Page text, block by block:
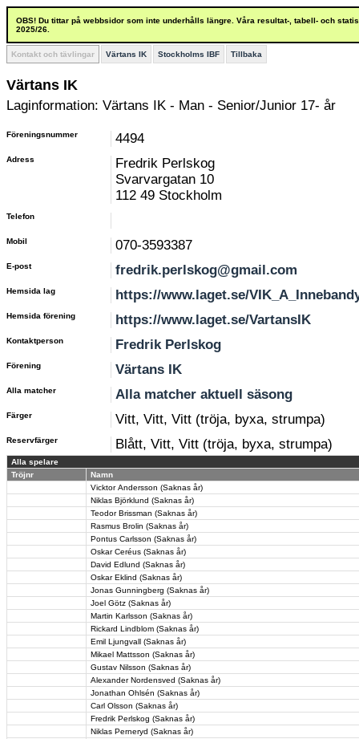
OBS! Du tittar på webbsidor som inte underhålls längre. Våra resultat-, tabell- och
2025/26.
Kontakt och tävlingar Värtans IK Stockholms IBF Tillbaka
Värtans IK
Laginformation: Värtans IK - Man - Senior/Junior 17- år
Föreningsnummer 4494
Adress
Fredrik Perlskog
Svarvargatan 10
112 49 Stockholm
Telefon
Mobil 070-3593387
E-post fredrik.perlskog@gmail.com
Hemsida lag https://www.laget.se/
Hemsida förening https://www.laget.se/VartansIK
Kontaktperson Fredrik Perlskog
Förening Värtans IK
Alla matcher Alla matcher aktuell säsong
Färger Vitt, Vitt, Vitt (tröja, byxa, strumpa)
Reservfärger Blått, Vitt, Vitt (tröja, byxa, strumpa)
Alla spelare
Tröjnr
Namn
Vicktor Andersson (Saknas år)
Niklas Björklund (Saknas år)
Teodor Brissman (Saknas år)
Rasmus Brolin (Saknas år)
Pontus Carlsson (Saknas år)
Oskar Ceréus (Saknas år)
David Edlund (Saknas år)
Oskar Eklind (Saknas år)
Jonas Gunningberg (Saknas år)
Joel Götz (Saknas år)
Martin Karlsson (Saknas år)
Rickard Lindblom (Saknas år)
Emil Ljungvall (Saknas år)
Mikael Mattsson (Saknas år)
Gustav Nilsson (Saknas år)
Alexander Nordensved (Saknas år)
Jonathan Ohlsén (Saknas år)
Carl Olsson (Saknas år)
Fredrik Perlskog (Saknas år)
Niklas Perneryd (Saknas år)